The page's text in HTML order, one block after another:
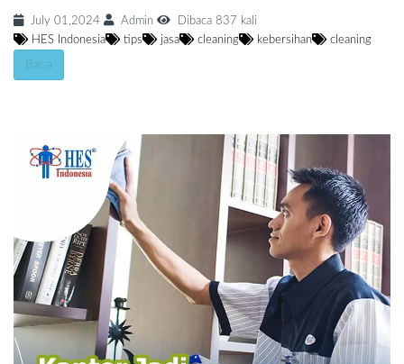
July 01,2024 Admin
Dibaca 837 kali
HES Indonesia
tips jasa cleaning kebersihan cleaning
Baca